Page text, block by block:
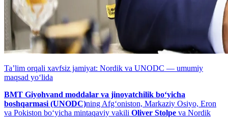
Taʼlim orqali xavfsiz jamiyat: Nordik va UNODC — umumiy
maqsad yo‘lida
BMT Giyohvand moddalar va jinoyatchilik bo‘yicha
boshqarmasi (UNODC)ning Afg‘oniston, Markaziy Osiyo, Eron
va Pokiston bo‘yicha mintaqaviy vakili Oliver Stolpe va Nordik